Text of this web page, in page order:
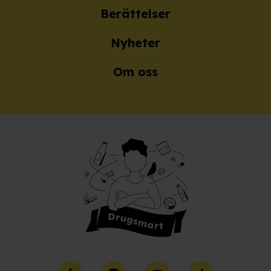
Berättelser
Nyheter
Om oss